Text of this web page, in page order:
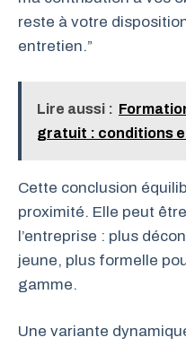
reste à votre
entretien.”
Lire aussi :
gratuit : conditions
Cette conclusion
proximité. Elle peut
l’entreprise : plus
jeune, plus formelle
gamme.
Une variante